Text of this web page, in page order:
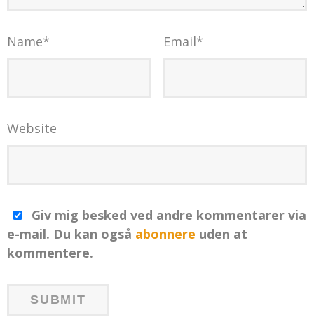
Name* Email*
Website
Giv mig besked ved andre kommentarer via
e-mail. Du kan også abonnere uden at
kommentere.